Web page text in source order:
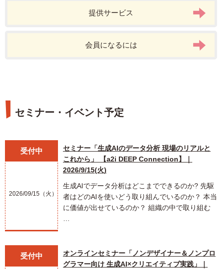
提供サービス
会員になるには
セミナー・イベント予定
受付中
2026/09/15（火）
セミナー「生成AIのデータ分析 現場のリアルと
これから」 【a2i DEEP Connection】｜
2026/9/15(火)
生成AIでデータ分析はどこまでできるのか? 先駆
者はどのAIを使いどう取り組んでいるのか？ 本当
に価値が出せているのか？ 組織の中で取り組む
…
受付中
オンラインセミナー「ノンデザイナー＆ノンプロ
グラマー向け 生成AI×クリエイティブ実践」｜